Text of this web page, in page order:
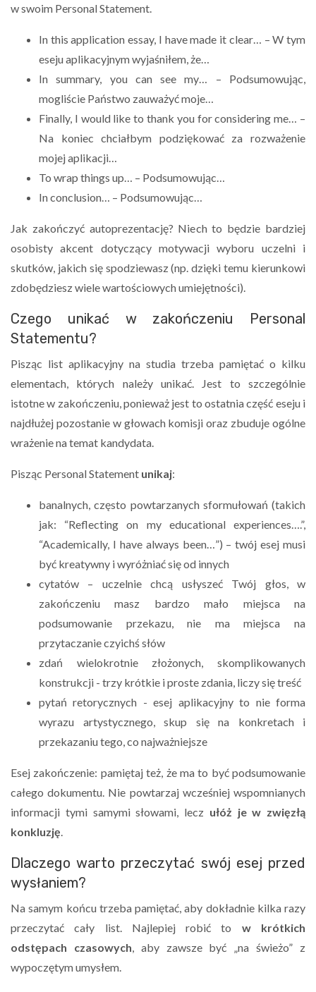
w swoim Personal Statement.
In this application essay, I have made it clear… – W tym
eseju aplikacyjnym wyjaśniłem, że…
In summary, you can see my… – Podsumowując,
mogliście Państwo zauważyć moje…
Finally, I would like to thank you for considering me… –
Na koniec chciałbym podziękować za rozważenie
mojej aplikacji…
To wrap things up… – Podsumowując…
In conclusion… – Podsumowując…
Jak zakończyć autoprezentację? Niech to będzie bardziej
osobisty akcent dotyczący motywacji wyboru uczelni i
skutków, jakich się spodziewasz (np. dzięki temu kierunkowi
zdobędziesz wiele wartościowych umiejętności).
Czego unikać w zakończeniu Personal
Statementu?
Pisząc list aplikacyjny na studia trzeba pamiętać o kilku
elementach, których należy unikać. Jest to szczególnie
istotne w zakończeniu, ponieważ jest to ostatnia część eseju i
najdłużej pozostanie w głowach komisji oraz zbuduje ogólne
wrażenie na temat kandydata.
Pisząc Personal Statement unikaj:
banalnych, często powtarzanych sformułowań (takich
jak: “Reflecting on my educational experiences….”,
“Academically, I have always been…”) – twój esej musi
być kreatywny i wyróżniać się od innych
cytatów – uczelnie chcą usłyszeć Twój głos, w
zakończeniu masz bardzo mało miejsca na
podsumowanie przekazu, nie ma miejsca na
przytaczanie czyichś słów
zdań wielokrotnie złożonych, skomplikowanych
konstrukcji - trzy krótkie i proste zdania, liczy się treść
pytań retorycznych - esej aplikacyjny to nie forma
wyrazu artystycznego, skup się na konkretach i
przekazaniu tego, co najważniejsze
Esej zakończenie: pamiętaj też, że ma to być podsumowanie
całego dokumentu. Nie powtarzaj wcześniej wspomnianych
informacji tymi samymi słowami, lecz ułóż je w zwięzłą
konkluzję
Dlaczego warto przeczytać swój esej przed
wysłaniem?
Na samym końcu trzeba pamiętać, aby dokładnie kilka razy
przeczytać cały list. Najlepiej robić to w krótkich
odstępach czasowych , aby zawsze być „na świeżo” z
wypoczętym umysłem.